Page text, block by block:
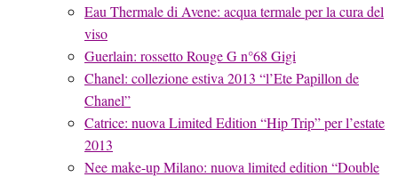
Eau Thermale di Avene: acqua termale per la cura del
viso
Guerlain: rossetto Rouge G n°68 Gigi
Chanel: collezione estiva 2013 “l’Ete Papillon de
Chanel”
Catrice: nuova Limited Edition “Hip Trip” per l’estate
2013
Nee make-up Milano: nuova limited edition “Double